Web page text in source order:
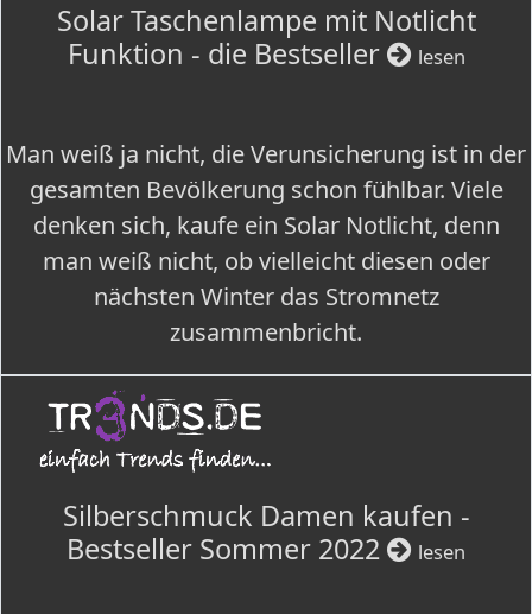
Solar Taschenlampe mit Notlicht
Funktion - die Bestseller
lesen
Man weiß ja nicht, die Verunsicherung ist in der
gesamten Bevölkerung schon fühlbar. Viele
denken sich, kaufe ein Solar Notlicht, denn
man weiß nicht, ob vielleicht diesen oder
nächsten Winter das Stromnetz
zusammenbricht.
Silberschmuck Damen kaufen -
Bestseller Sommer 2022
lesen